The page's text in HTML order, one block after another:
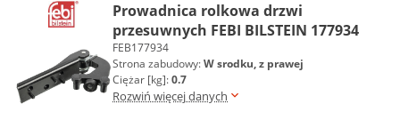
Prowadnica rolkowa drzwi
przesuwnych FEBI BILSTEIN 177934
FEB177934
Strona zabudowy:W srodku, z prawej
Ciężar [kg]:0.7
Rozwiń więcej danych